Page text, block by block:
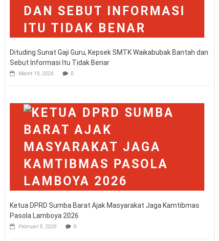
Dituding Sunat Gaji Guru, Kepsek SMTK Waikabubak Bantah dan
Sebut Informasi Itu Tidak Benar
Maret 19, 2026 0
Ketua DPRD Sumba Barat Ajak Masyarakat Jaga Kamtibmas
Pasola Lamboya 2026
Februari 9, 2026 0